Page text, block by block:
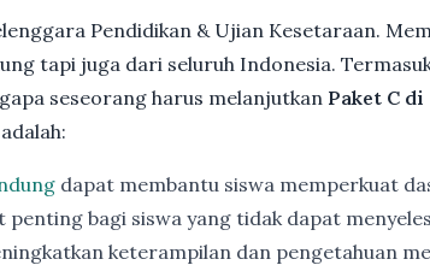
Pendidikan & Ujian Kesetaraan.
tapi juga dari seluruh Indonesia.
seseorang harus melanjutkan Paket C di
dapat membantu siswa memperkuat
bagi siswa yang tidak dapat
keterampilan dan pengetahuan